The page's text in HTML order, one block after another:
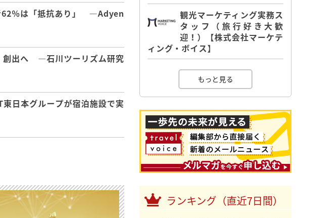
62％は「抵抗あり」 ―Adyen
創出へ ―石川ツーリズム研究
日本グループが宿泊施設で実
観光マーケティング実務ス
タッフ（旅行好き大歓
迎！）【株式会社マーケテ
ィング・ボイス】
もっと見る
ランキング（直近7日間）